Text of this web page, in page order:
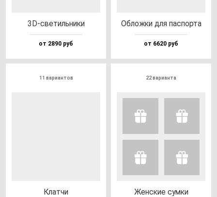
3D-све­тиль­ни­ки
от 2890 руб
Облож­ки для пас­пор­та
от 6620 руб
11 вариантов
Клат­чи
22 варианта
Жен­ские сум­ки